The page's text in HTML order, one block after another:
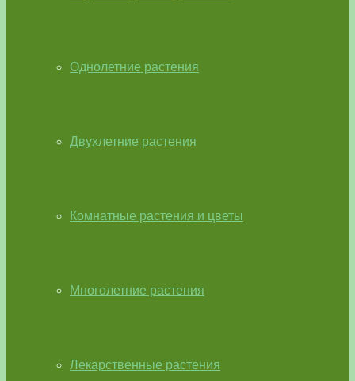
Однолетние растения
Двухлетние растения
Комнатные растения и цветы
Многолетние растения
Лекарственные растения